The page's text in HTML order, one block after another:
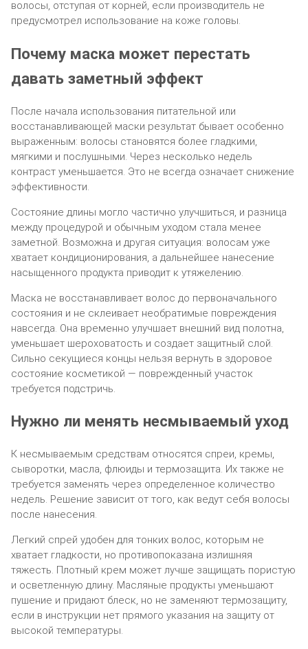
волосы, отступая от корней, если производитель не
предусмотрел использование на коже головы.
Почему маска может перестать
давать заметный эффект
После начала использования питательной или
восстанавливающей маски результат бывает особенно
выраженным: волосы становятся более гладкими,
мягкими и послушными. Через несколько недель
контраст уменьшается. Это не всегда означает снижение
эффективности.
Состояние длины могло частично улучшиться, и разница
между процедурой и обычным уходом стала менее
заметной. Возможна и другая ситуация: волосам уже
хватает кондиционирования, а дальнейшее нанесение
насыщенного продукта приводит к утяжелению.
Маска не восстанавливает волос до первоначального
состояния и не склеивает необратимые повреждения
навсегда. Она временно улучшает внешний вид полотна,
уменьшает шероховатость и создает защитный слой.
Сильно секущиеся концы нельзя вернуть в здоровое
состояние косметикой — поврежденный участок
требуется подстричь.
Нужно ли менять несмываемый уход
К несмываемым средствам относятся спреи, кремы,
сыворотки, масла, флюиды и термозащита. Их также не
требуется заменять через определенное количество
недель. Решение зависит от того, как ведут себя волосы
после нанесения.
Легкий спрей удобен для тонких волос, которым не
хватает гладкости, но противопоказана излишняя
тяжесть. Плотный крем может лучше защищать пористую
и осветленную длину. Масляные продукты уменьшают
пушение и придают блеск, но не заменяют термозащиту,
если в инструкции нет прямого указания на защиту от
высокой температуры.